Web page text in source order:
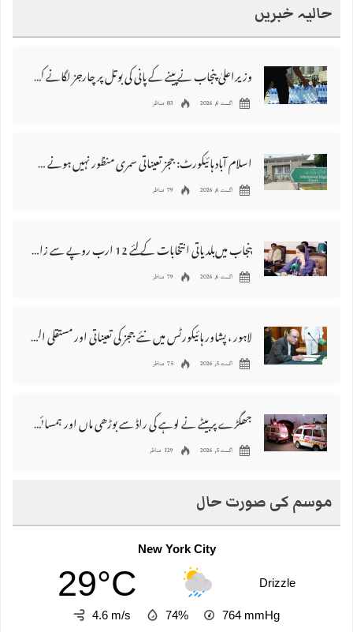
حالیہ خبریں
وزیراعلیٰ پنجاب نے پینے کے پانی کی بوتل پر چارجز لگانے کی تجویز مستر دکر دی
اگست 6, 2026 83 مناظر
اسلام آباد ہائیکورٹ: ججز تعیناتی سمری منظور نہیں‌ ہونے کے خٌلاف فیصلہ محفوظ
اگست 6, 2026 79 مناظر
پنجاب میں‌بلدیاتی انتخابات کے لئے 12 ارب روپے سے زائد مختص کرنے کی منظوری
اگست 6, 2026 79 مناظر
لاہور ، پشاور ہائیکورٹس میں نئے ججز کی تعیناتی اور مستقلی التواء کا شکار
اگست 5, 2026 75 مناظر
جھگڑے پر بیٹے نے لوہے کی راڈ سے بوڑھی ماں اور ہمسائی کو قتل کردیا
اگست 5, 2026 129 مناظر
موسم کی صورت حال
New York City
29°C Drizzle
4.6 m/s 74% 764 mmHg